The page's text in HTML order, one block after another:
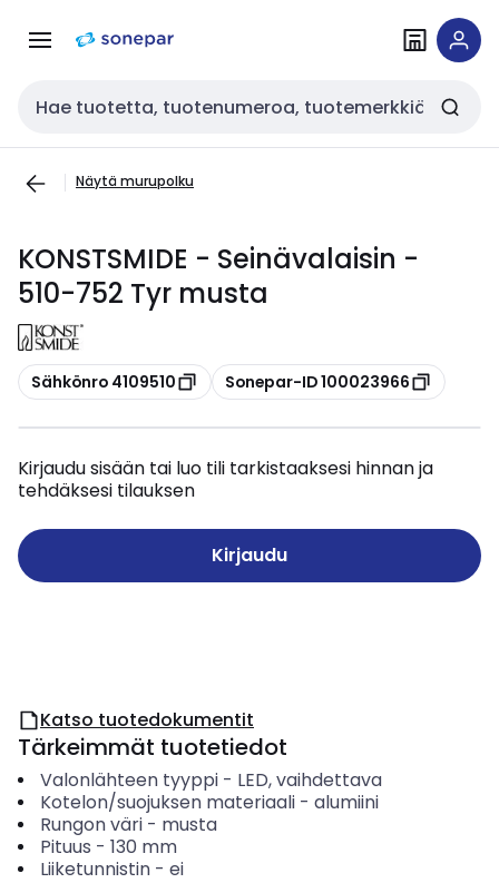
navigointiinsisältöön
Haku
Näytä murupolku
KONSTSMIDE - Seinävalaisin -
510-752 Tyr musta
Kopioi
Sähkönro 4109510 Kopioi
Sonepar-ID 100023966
Kirjaudu sisään tai luo tili tarkistaaksesi hinnan ja
tehdäksesi tilauksen
Kirjaudu
Katso tuotedokumentit
Tärkeimmät tuotetiedot
Valonlähteen tyyppi- LED, vaihdettava
Kotelon/suojuksen materiaali- alumiini
Rungon väri- musta
Pituus - 130 mm
Liiketunnistin- ei